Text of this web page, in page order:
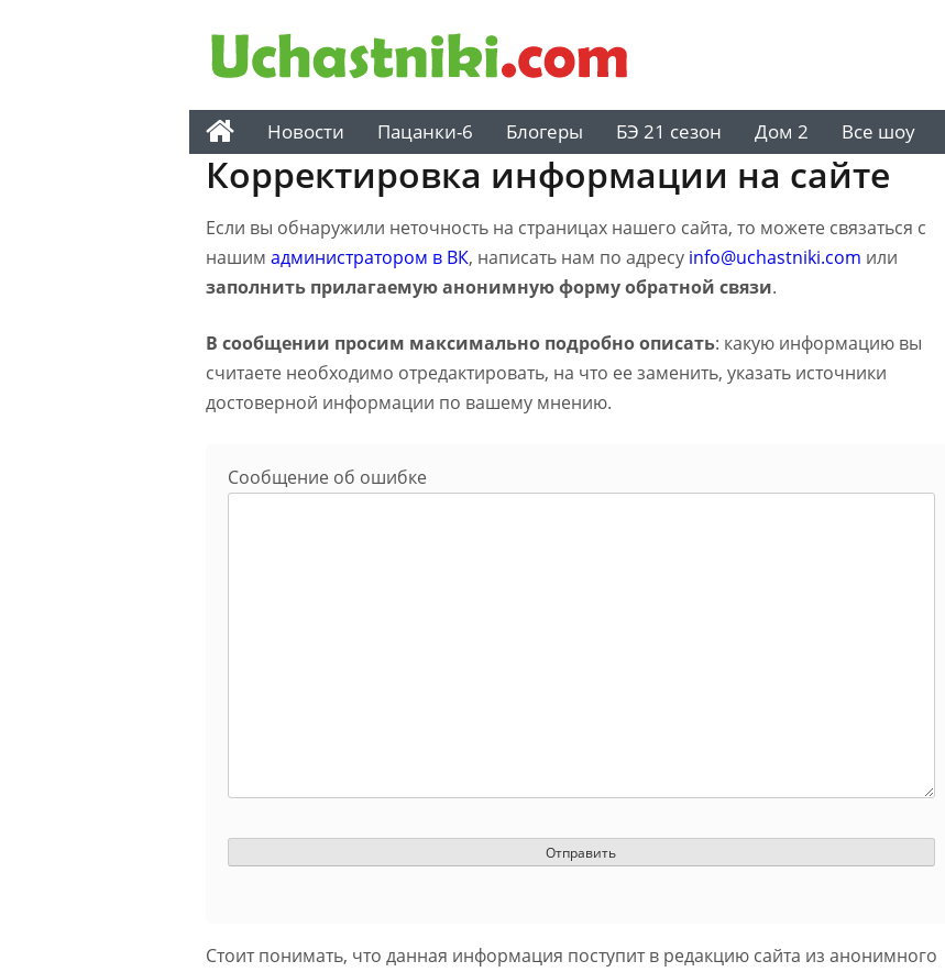
Новости Пацанки-6 Блогеры БЭ 21 сезон Дом 2 Все шоу
Корректировка информации на сайте
Если вы обнаружили неточность на страницах нашего сайта, то можете связаться с
нашим администратором в ВК, написать нам по адресу info@uchastniki.com или
заполнить прилагаемую анонимную форму обратной связи.
В сообщении просим максимально подробно описать: какую информацию вы
считаете необходимо отредактировать, на что ее заменить, указать источники
достоверной информации по вашему мнению.
Сообщение об ошибке
Стоит понимать, что данная информация поступит в редакцию сайта из анонимного